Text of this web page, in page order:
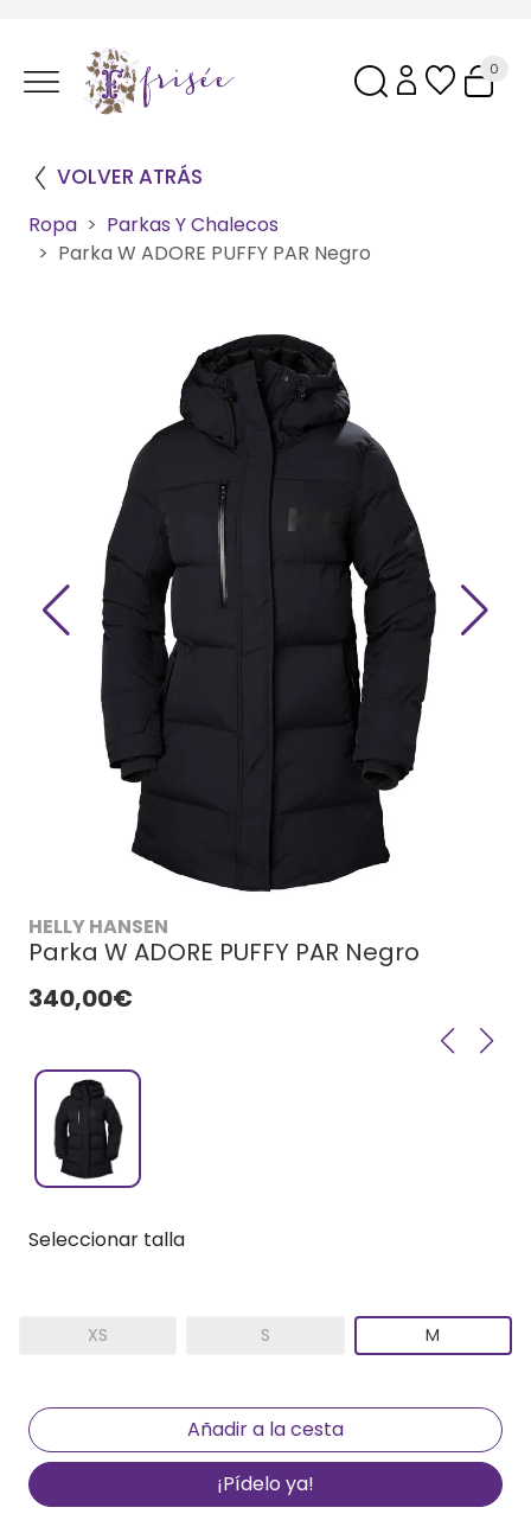
0
VOLVER ATRÁS
Ropa
Parkas Y Chalecos
Parka W ADORE PUFFY PAR Negro
HELLY HANSEN
Parka W ADORE PUFFY PAR Negro
340,00€
Seleccionar talla
XS S M
¡Pídelo ya!